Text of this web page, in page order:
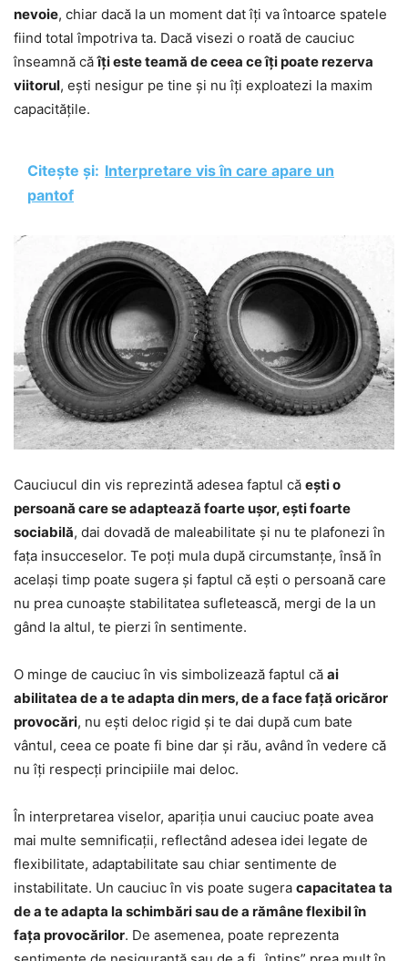
nevoie, chiar dacă la un moment dat îți va întoarce spatele
fiind total împotriva ta. Dacă visezi o roată de cauciuc
înseamnă căîți este teamă de ceea ce îți poate rezerva
viitorul, ești nesigur pe tine și nu îți exploatezi la maxim
capacitățile.
Citește și: Interpretare vis în care apare un
pantof
Cauciucul din vis reprezintă adesea faptul că ești o
persoană care se adaptează foarte ușor, ești foarte
sociabilă, dai dovadă de maleabilitate și nu te plafonezi în
fața insucceselor. Te poți mula după circumstanțe, însă în
același timp poate sugera și faptul că ești o persoană care
nu prea cunoaște stabilitatea sufletească, mergi de la un
gând la altul, te pierzi în sentimente.
O minge de cauciuc în vis simbolizează faptul că ai
abilitatea de a te adapta din mers, de a face față oricăror
provocări, nu ești deloc rigid și te dai după cum bate
vântul, ceea ce poate fi bine dar și rău, având în vedere că
nu îți respecți principiile mai deloc.
În interpretarea viselor, apariția unui cauciuc poate avea
mai multe semnificații, reflectând adesea idei legate de
flexibilitate, adaptabilitate sau chiar sentimente de
instabilitate. Un cauciuc în vis poate sugera capacitatea ta
de a te adapta la schimbări sau de a rămâne flexibil în
fața provocărilor. De asemenea, poate reprezenta